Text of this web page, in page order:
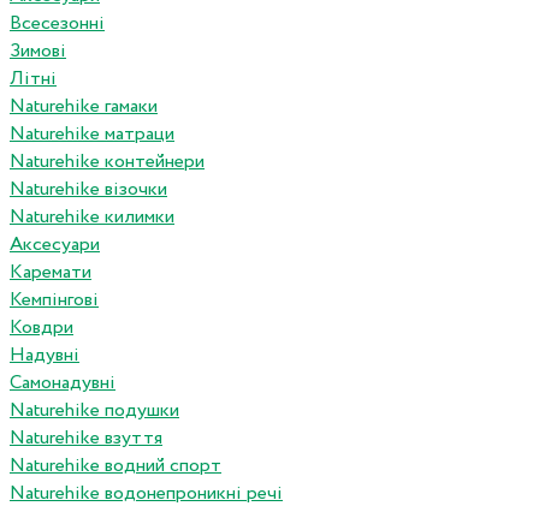
Всесезонні
Зимові
Літні
Naturehike гамаки
Naturehike матраци
Naturehike контейнери
Naturehike візочки
Naturehike килимки
Аксесуари
Каремати
Кемпінгові
Ковдри
Надувні
Самонадувні
Naturehike подушки
Naturehike взуття
Naturehike водний спорт
Naturehike водонепроникні речі